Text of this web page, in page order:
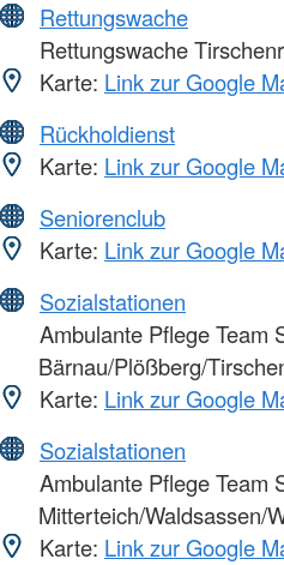
Rettungswache
Rettungswache
Karte: Link zur Google
Rückholdienst
Karte: Link zur Google
Seniorenclub
Karte: Link zur Google
Sozialstationen
Ambulante Pflege Team
Bärnau/Plößberg/
Karte: Link zur Google
Sozialstationen
Ambulante Pflege Team
Mitterteich/Waldsassen/
Karte: Link zur Google